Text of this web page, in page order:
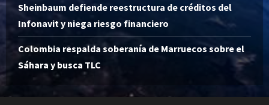
Sheinbaum defiende reestructura de créditos del
Infonavit y niega riesgo financiero
Colombia respalda soberanía de Marruecos sobre el
Sáhara y busca TLC